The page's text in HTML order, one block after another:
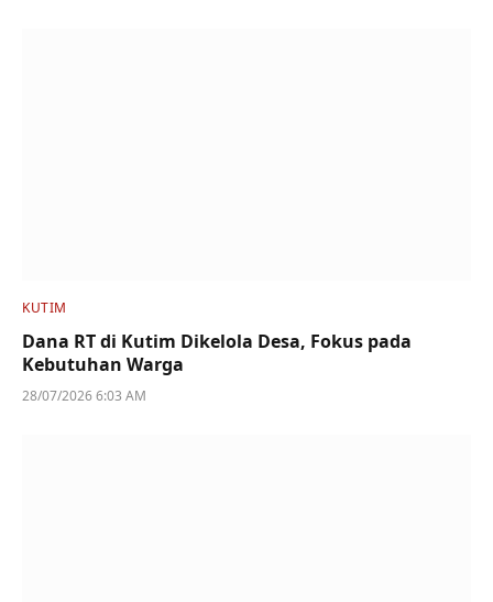
KUTIM
Dana RT di Kutim Dikelola Desa, Fokus pada
Kebutuhan Warga
28/07/2026 6:03 AM